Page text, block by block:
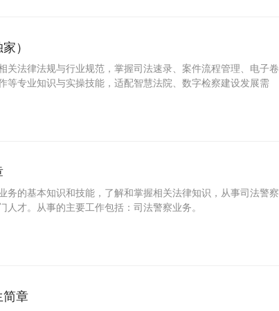
）
关法律法规与行业规范，掌握司法速录、案件流程管理、电子卷
等专业知识与实操技能，适配智慧法院、数字检察建设发展需
务的基本知识和技能，了解和掌握相关法律知识，从事司法警察
人才。从事的主要工作包括：司法警察业务。
简章